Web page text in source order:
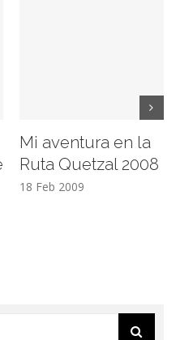
Mi aventura en la
Ruta Quetzal 2008
18 Feb 2009